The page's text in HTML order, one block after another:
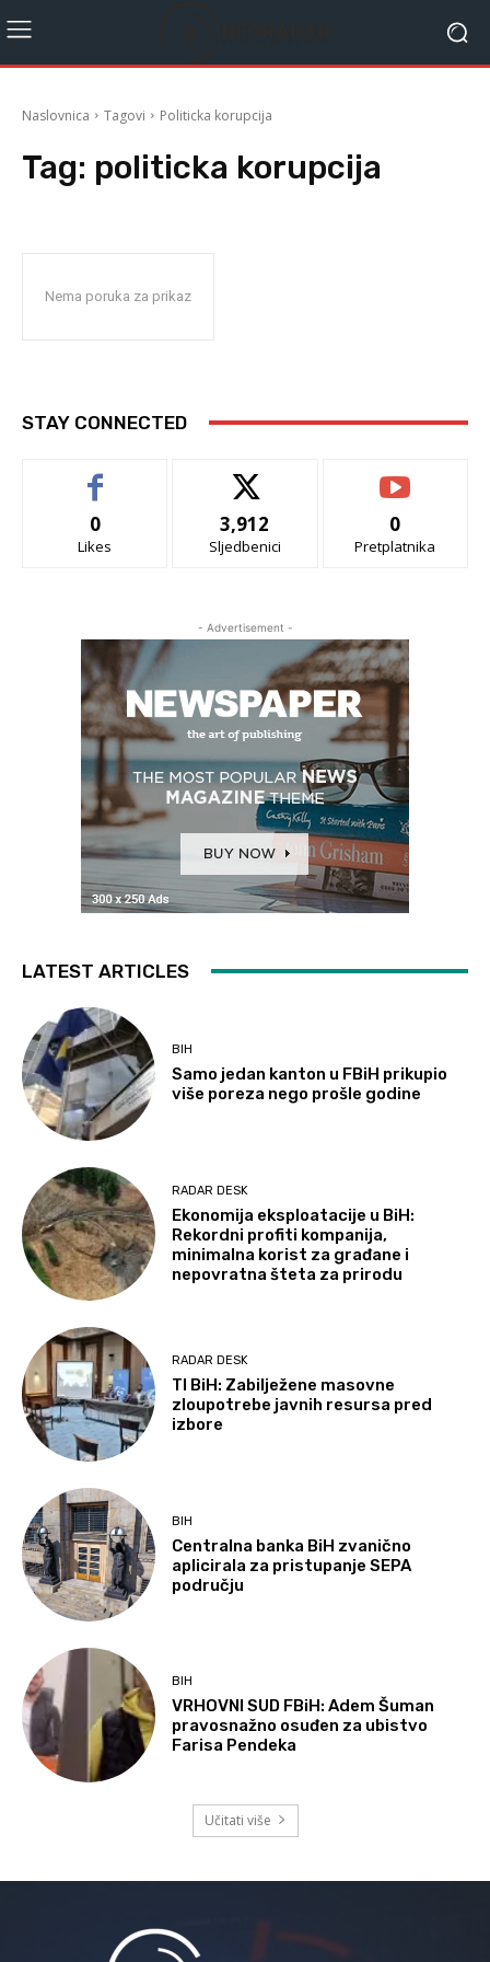
Naslovnica Tagovi Politicka korupcija
Tag: politicka korupcija
Nema poruka za prikaz
STAY CONNECTED
0
Likes
3,912
Sljedbenici
0
Pretplatnika
- Advertisement -
LATEST ARTICLES
BIH
Samo jedan kanton u FBiH prikupio
više poreza nego prošle godine
RADAR DESK
Ekonomija eksploatacije u BiH:
Rekordni profiti kompanija,
minimalna korist za građane i
nepovratna šteta za prirodu
RADAR DESK
TI BiH: Zabilježene masovne
zloupotrebe javnih resursa pred
izbore
BIH
Centralna banka BiH zvanično
aplicirala za pristupanje SEPA
području
BIH
VRHOVNI SUD FBiH: Adem Šuman
pravosnažno osuđen za ubistvo
Farisa Pendeka
Učitati više